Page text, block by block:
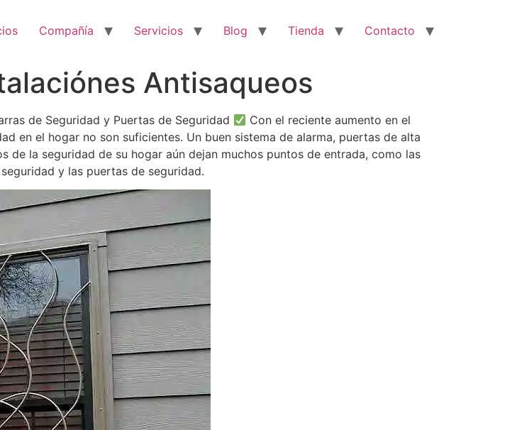
Compañía Servicios Blog Tienda Contacto
Antisaqueos
de Seguridad y Puertas de Seguridad
Con el reciente aumento en el
en el hogar no son suficientes. Un buen sistema de alarma, puertas de alta
la seguridad de su hogar aún dejan muchos puntos de entrada, como las
y las puertas de seguridad.